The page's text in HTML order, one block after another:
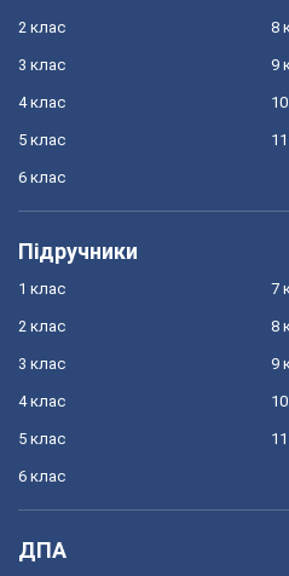
2 клас
3 клас
4 клас
5 клас
6 клас
8
9
Підручники
1 клас
2 клас
3 клас
4 клас
5 клас
6 клас
7
8
9
ДПА